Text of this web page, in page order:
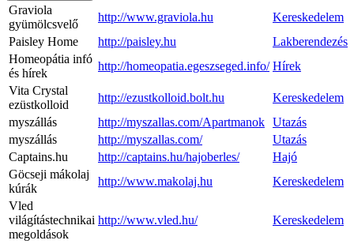
Graviola
gyümölcsvelő
http://www.graviola.hu
Kereskedelem
Paisley Home
http://paisley.hu
Lakberendezés
Homeopátia infó
és hírek
http://homeopatia.egeszseged.info/ Hírek
Vita Crystal
ezüstkolloid
http://ezustkolloid.bolt.hu
Kereskedelem
myszállás
http://myszallas.com/Apartmanok Utazás
myszállás
http://myszallas.com/
Utazás
Captains.hu
http://captains.hu/hajoberles/
Hajó
Göcseji mákolaj
kúrák
http://www.makolaj.hu
Kereskedelem
Vled
világítástechnikai
megoldások
http://www.vled.hu/ Kereskedelem